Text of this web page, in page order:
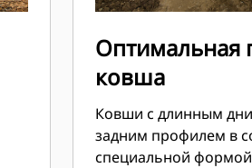
Оптимальная
ковша
Ковши с длинным
задним профилем в
специальной